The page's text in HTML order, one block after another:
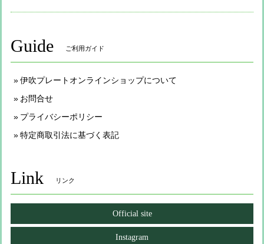
Guide ご利用ガイド
伊吹プレートオンラインショップについて
お問合せ
プライバシーポリシー
特定商取引法に基づく表記
Link リンク
Official site
Instagram